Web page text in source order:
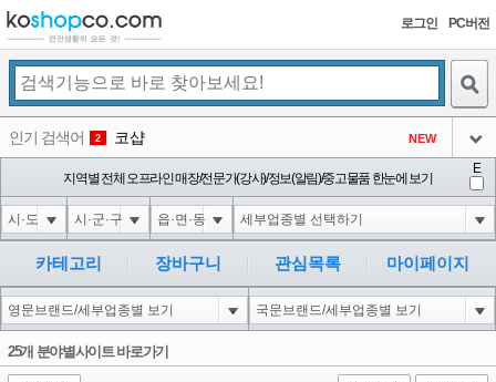
로그인 PC버전
인기 검색어 2 코샵 NEW
3 10'XOR(1*if(now()=sysdate(),sleep(15),0))XOR'Z
아이콘
4 1'||DBMS_PIPE.RECEIVE_MESSAGE(CHR(98)||CHR(98)||CHR(98),15)||'
아이콘
5 1*if(now()=sysdate(),sleep(15),0)
아이콘
2
6 10"XOR(1*if(now()=sysdate(),sleep(15),0))XOR"Z
아이콘
2
1
지역별 전체 오프라인 매장/전문가(강사)/정보(알림)/중고물품 한눈에 보기
E
카테고리 장바구니 관심목록 마이페이지
25개 분야별사이트 바로가기